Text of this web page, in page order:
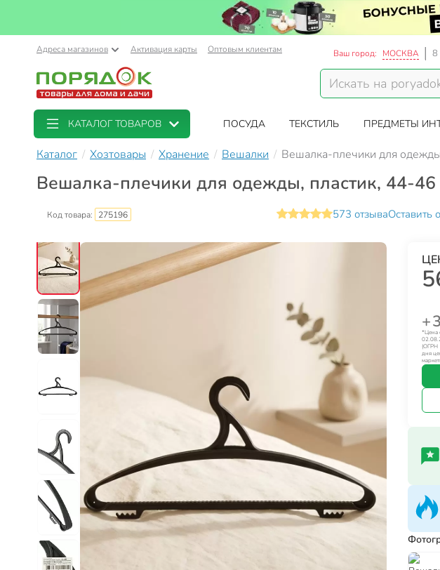
Адреса магазинов Активация карты Оптовым клиентам Ваш город: МОСКВА 8
КАТАЛОГ ТОВАРОВ ПОСУДА ТЕКСТИЛЬ ПРЕДМЕТЫ
Каталог Хозтовары Хранение Вешалки Вешалка-плечики для
Вешалка-плечики для одежды, пластик, 44-
Код товара: 275196 573 отзываОставить
+ 3
*Цена
(ОГРН
дня